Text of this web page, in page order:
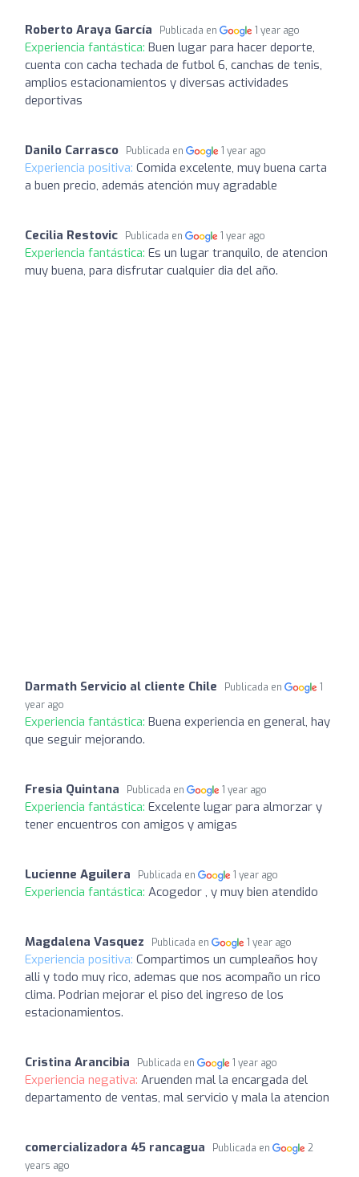
Roberto Araya García Publicada en 1 year ago
Experiencia fantástica: Buen lugar para hacer deporte,
cuenta con cacha techada de futbol 6, canchas de tenis,
amplios estacionamientos y diversas actividades
deportivas
Danilo Carrasco Publicada en 1 year ago
Experiencia positiva: Comida excelente, muy buena carta
a buen precio, además atención muy agradable
Cecilia Restovic Publicada en 1 year ago
Experiencia fantástica: Es un lugar tranquilo, de atencion
muy buena, para disfrutar cualquier dia del año.
Darmath Servicio al cliente Chile Publicada en
1
year ago
Experiencia fantástica: Buena experiencia en general, hay
que seguir mejorando.
Fresia Quintana Publicada en 1 year ago
Experiencia fantástica: Excelente lugar para almorzar y
tener encuentros con amigos y amigas
Lucienne Aguilera Publicada en 1 year ago
Experiencia fantástica: Acogedor , y muy bien atendido
Magdalena Vasquez Publicada en 1 year ago
Experiencia positiva: Compartimos un cumpleaños hoy
alli y todo muy rico, ademas que nos acompaño un rico
clima. Podrian mejorar el piso del ingreso de los
estacionamientos.
Cristina Arancibia Publicada en 1 year ago
Experiencia negativa: Aruenden mal la encargada del
departamento de ventas, mal servicio y mala la atencion
comercializadora 45 rancagua Publicada en
2
years ago